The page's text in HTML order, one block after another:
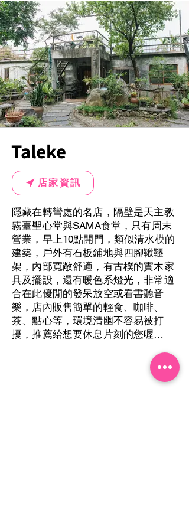
Taleke
店家資訊
隱藏在轉彎處的名店，隔壁是天主教
霧臺聖心堂與SAMA食堂，只有周末
營業，早上10點開門，類似清水模的
建築，戶外有石板鋪地與四腳鞦韆
架，內部寬敞舒適，有古樸的實木家
具及擺設，還有暖色系燈光，非常適
合在此優閒的發呆放空或看書聽音
樂，店內販售簡單的輕食、咖啡、
茶、點心等，環境清幽不容易被打
擾，推薦給想要休息片刻的您喔…